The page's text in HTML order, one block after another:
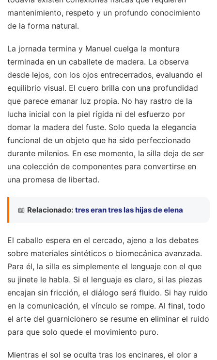
mantenimiento, respeto y un profundo conocimiento
de la forma natural.
La jornada termina y Manuel cuelga la montura
terminada en un caballete de madera. La observa
desde lejos, con los ojos entrecerrados, evaluando el
equilibrio visual. El cuero brilla con una profundidad
que parece emanar luz propia. No hay rastro de la
lucha inicial con la piel rígida ni del esfuerzo por
domar la madera del fuste. Solo queda la elegancia
funcional de un objeto que ha sido perfeccionado
durante milenios. En ese momento, la silla deja de ser
una colección de componentes para convertirse en
una promesa de libertad.
📖 Relacionado: tres eran tres las hijas de elena
El caballo espera en el cercado, ajeno a los debates
sobre materiales sintéticos o biomecánica avanzada.
Para él, la silla es simplemente el lenguaje con el que
su jinete le habla. Si el lenguaje es claro, si las piezas
encajan sin fricción, el diálogo será fluido. Si hay ruido
en la comunicación, el vínculo se rompe. Al final, todo
el arte del guarnicionero se resume en eliminar el ruido
para que solo quede el movimiento puro.
Mientras el sol se oculta tras los encinares, el olor a